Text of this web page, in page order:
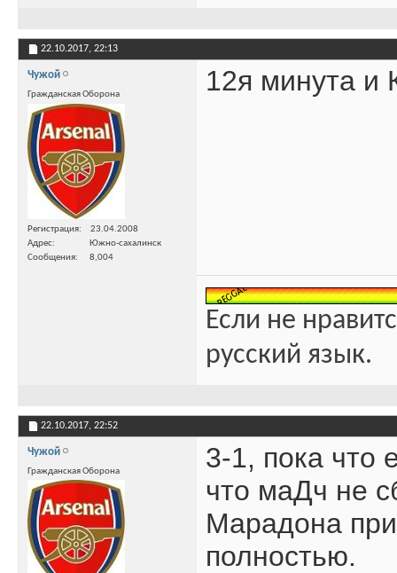
22.10.2017, 22:13
Чужой
Гражданская Оборона
Регистрация
23.04.2008
Адрес
Южно-сахалинск
Сообщения
8,004
12я минута и
Если не
русский язык.
22.10.2017, 22:52
Чужой
Гражданская Оборона
3-1, пока что
что маДч не
Марадона
полностью.